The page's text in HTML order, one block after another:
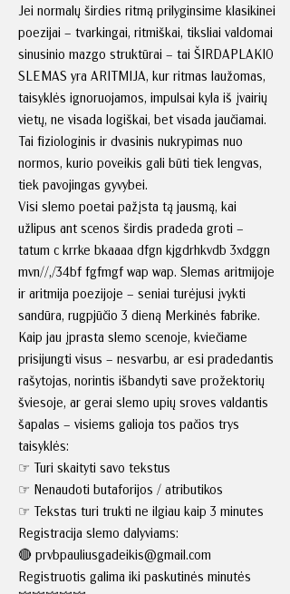
Jei normalų širdies ritmą prilyginsime klasikinei
poezijai – tvarkingai, ritmiškai, tiksliai valdomai
sinusinio mazgo struktūrai – tai ŠIRDAPLAKIO
SLEMAS yra ARITMIJA, kur ritmas laužomas,
taisyklės ignoruojamos, impulsai kyla iš įvairių
vietų, ne visada logiškai, bet visada jaučiamai.
Tai fiziologinis ir dvasinis nukrypimas nuo
normos, kurio poveikis gali būti tiek lengvas,
tiek pavojingas gyvybei.
Visi slemo poetai pažįsta tą jausmą, kai
užlipus ant scenos širdis pradeda groti –
tatum c krrke bkaaaa dfgn kjgdrhkvdb 3xdggn
mvn//,/34bf fgfmgf wap wap. Slemas aritmijoje
ir aritmija poezijoje – seniai turėjusi įvykti
sandūra, rugpjūčio 3 dieną Merkinės fabrike.
Kaip jau įprasta slemo scenoje, kviečiame
prisijungti visus – nesvarbu, ar esi pradedantis
rašytojas, norintis išbandyti save prožektorių
šviesoje, ar gerai slemo upių sroves valdantis
šapalas – visiems galioja tos pačios trys
taisyklės:
☞ Turi skaityti savo tekstus
☞ Nenaudoti butaforijos / atributikos
☞ Tekstas turi trukti ne ilgiau kaip 3 minutes
Registracija slemo dalyviams:
🔴 prvbpauliusgadeikis@gmail.com
Registruotis galima iki paskutinės minutės